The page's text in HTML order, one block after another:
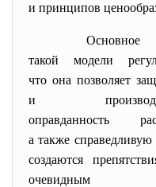
и принципов
Основное
такой модели
что она позволяет
и
оправданность
а также
создаются
очевидным